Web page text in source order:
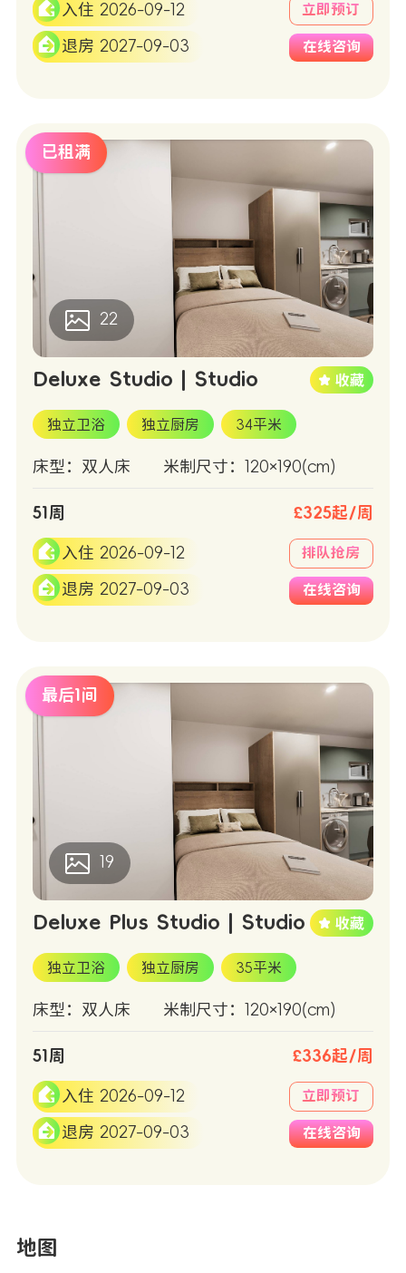
入住 2026-09-12
退房 2027-09-03
立即预订
在线咨询
已租满
22
Deluxe Studio | Studio
独立卫浴 独立厨房 34平米
床型：双人床 米制尺寸：120×190(cm)
51周 £325起/周
入住 2026-09-12
退房 2027-09-03
排队抢房
在线咨询
最后1间
19
Deluxe Plus Studio | Studio
独立卫浴 独立厨房 35平米
床型：双人床 米制尺寸：120×190(cm)
51周 £336起/周
入住 2026-09-12
退房 2027-09-03
立即预订
在线咨询
地图